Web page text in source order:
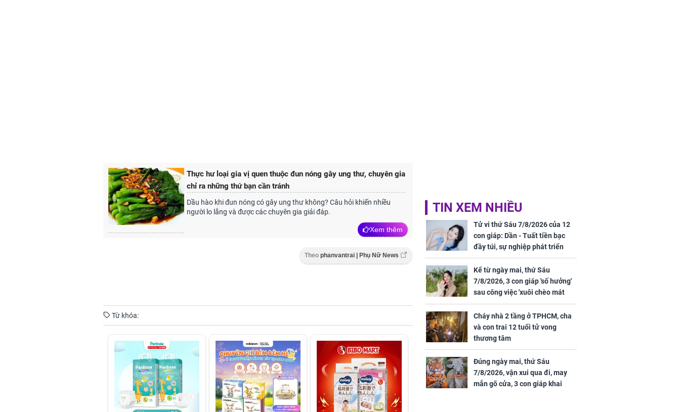
Thực hư loại gia vị quen thuộc đun nóng gây ung thư, chuyên gia
chỉ ra những thứ bạn cần tránh
Dầu hào khi đun nóng có gây ung thư không? Câu hỏi khiến nhiều
người lo lắng và được các chuyên gia giải đáp.
Xem thêm
Theo phanvantrai | Phụ Nữ News
Từ khóa:
TIN XEM NHIỀU
Tử vi thứ Sáu 7/8/2026 của 12
con giáp: Dần - Tuất tiền bạc
đầy túi, sự nghiệp phát triển
hưng thịnh, Mão - Thân tài lộc
ảm đạm, mọi sự khó thành công
mỹ mãn
Kể từ ngày mai, thứ Sáu
7/8/2026, 3 con giáp 'số hưởng'
sau công việc 'xuôi chèo mát
mái', tiền tài 'thu về như nước',
tình duyên viên mãn
Cháy nhà 2 tầng ở TPHCM, cha
và con trai 12 tuổi tử vong
thương tâm
Đúng ngày mai, thứ Sáu
7/8/2026, vận xui qua đi, may
mắn gõ cửa, 3 con giáp khai